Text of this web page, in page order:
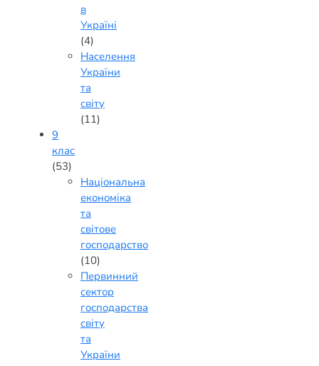
в
Україні
(4)
Населення
України
та
світу
(11)
9
клас
(53)
Національна
економіка
та
світове
господарство
(10)
Первинний
сектор
господарства
світу
та
України